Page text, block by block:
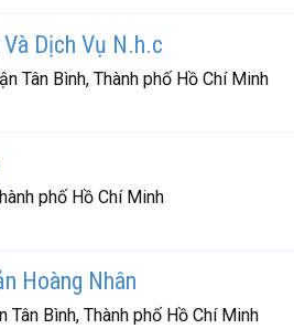
Dịch Vụ N.h.c
Tân Bình, Thành phố Hồ Chí Minh
phố Hồ Chí Minh
Hoàng Nhân
Bình, Thành phố Hồ Chí Minh